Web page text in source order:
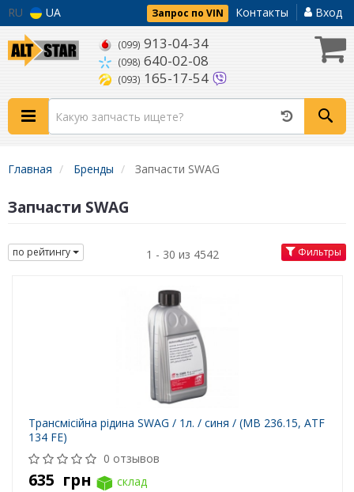
RU UA Запрос по VIN Контакты Вход
(099) 913-04-34
(098) 640-02-08
(093) 165-17-54
Главная Бренды Запчасти SWAG
Запчасти SWAG
по рейтингу 1 - 30 из 4542 Фильтры
Трансмісійна рідина SWAG / 1л. / синя / (MB 236.15, ATF
134 FE)
0 отзывов
635 грн
склад